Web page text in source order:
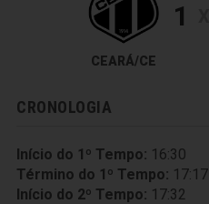
CEARÁ/CE
1
CRONOLOGIA
Início do 1º Tempo: 16:30
Término do 1º Tempo: 17:17
Início do 2º Tempo: 17:32